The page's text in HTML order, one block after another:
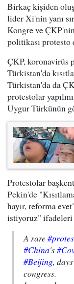
Birkaç kişiden
lider Xi'nin yanı
Kongre ve
politikası protesto
ÇKP, koronavirüs
Türkistan'da
Türkistan'da da
protestolar
Uygur Türkünün
Protestolar
Pekin'de
hayır, reforma
istiyoruz" ifadeleri
A rare
#China's
#Beijing,
congress.